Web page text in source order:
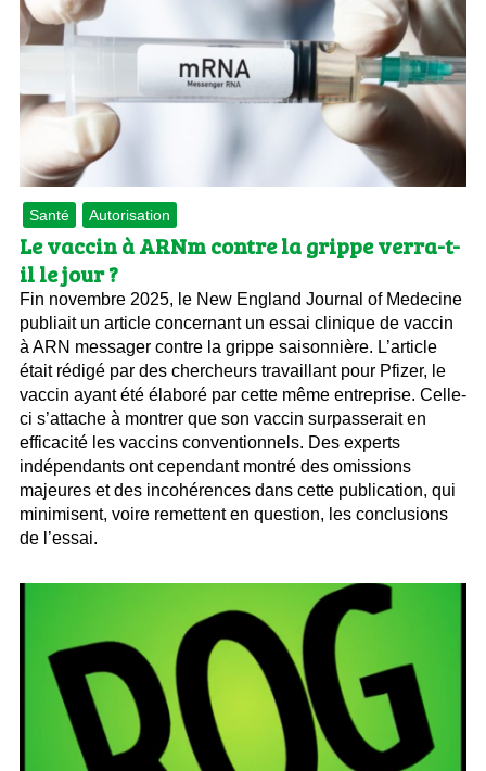
Santé Autorisation
Le vaccin à ARNm contre la grippe verra-t-
il le jour ?
Fin novembre 2025, le New England Journal of Medecine
publiait un article concernant un essai clinique de vaccin
à ARN messager contre la grippe saisonnière. L’article
était rédigé par des chercheurs travaillant pour Pfizer, le
vaccin ayant été élaboré par cette même entreprise. Celle-
ci s’attache à montrer que son vaccin surpasserait en
efficacité les vaccins conventionnels. Des experts
indépendants ont cependant montré des omissions
majeures et des incohérences dans cette publication, qui
minimisent, voire remettent en question, les conclusions
de l’essai.